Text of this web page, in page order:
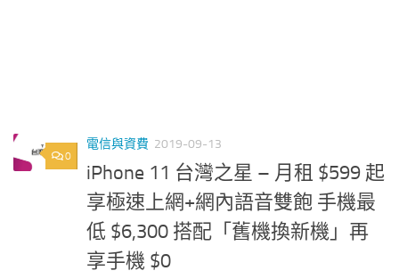
0
電信與資費 2019-09-13
iPhone 11 台灣之星 – 月租 $599 起
享極速上網+網內語音雙飽 手機最
低 $6,300 搭配「舊機換新機」再
享手機 $0